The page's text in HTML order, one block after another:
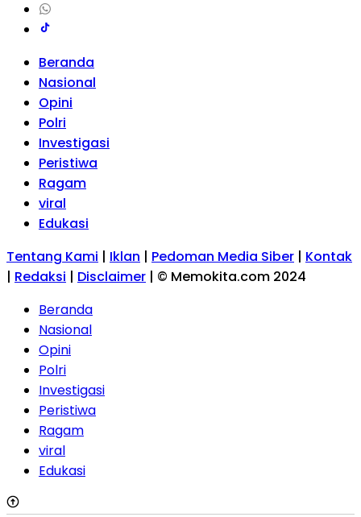
Beranda
Nasional
Opini
Polri
Investigasi
Peristiwa
Ragam
viral
Edukasi
Tentang Kami | Iklan | Pedoman Media Siber | Kontak
| Redaksi | Disclaimer | © Memokita.com 2024
Beranda
Nasional
Opini
Polri
Investigasi
Peristiwa
Ragam
viral
Edukasi